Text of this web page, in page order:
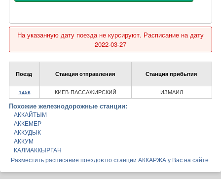
На указанную дату поезда не курсируют. Расписание на дату
2022-03-27
Поезд Станция отправления Станция прибытия
145К КИЕВ-ПАССАЖИРСКИЙ ИЗМАИЛ
Похожие железнодорожные станции:
АККАЙТЫМ
АККЕМЕР
АККУДЫК
АККУМ
КАЛМАККЫРГАН
Разместить расписание поездов по станции АККАРЖА у Вас на сайте.